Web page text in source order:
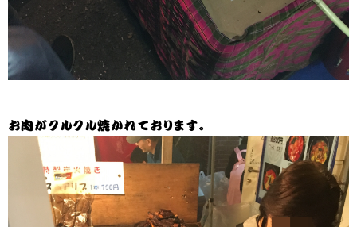
お肉がクルクル焼かれております。